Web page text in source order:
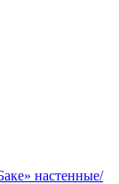
настенные/